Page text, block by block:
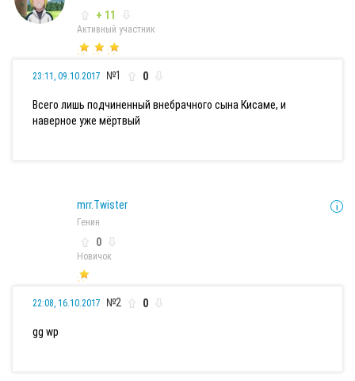
+ 11
Активный участник
23:11, 09.10.2017 №1 0
Всего лишь подчиненный внебрачного сына Кисаме, и
наверное уже мёртвый
mrr.Twister
Генин
0
Новичок
22:08, 16.10.2017 №2 0
gg wp